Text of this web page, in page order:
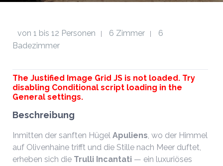
von 1 bis 12 Personen 6 Zimmer
6
Badezimmer
The Justified Image Grid JS is not loaded. Try
disabling Conditional script loading in the
General settings.
Beschreibung
Inmitten der sanften Hügel Apuliens, wo der Himmel
auf Olivenhaine trifft und die Stille nach Meer duftet,
erheben sich die Trulli Incantati — ein luxuriöses